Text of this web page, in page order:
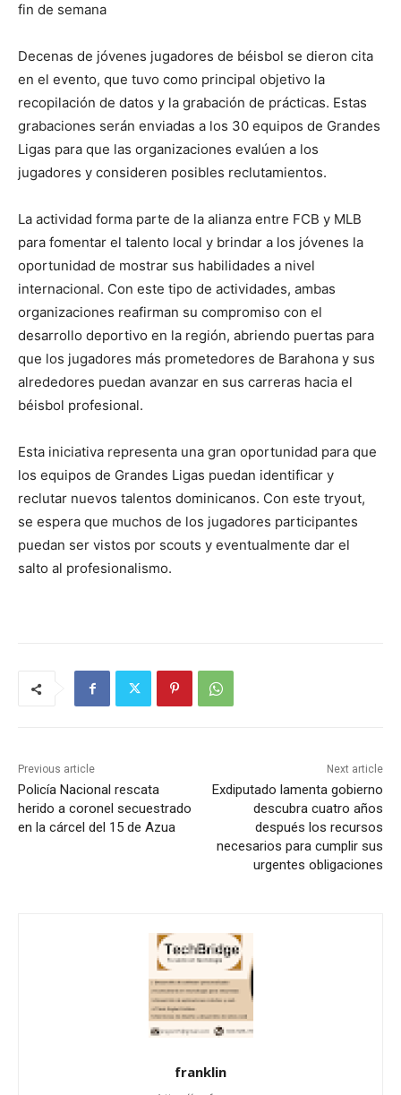
fin de semana
Decenas de jóvenes jugadores de béisbol se dieron cita
en el evento, que tuvo como principal objetivo la
recopilación de datos y la grabación de prácticas. Estas
grabaciones serán enviadas a los 30 equipos de Grandes
Ligas para que las organizaciones evalúen a los
jugadores y consideren posibles reclutamientos.
La actividad forma parte de la alianza entre FCB y MLB
para fomentar el talento local y brindar a los jóvenes la
oportunidad de mostrar sus habilidades a nivel
internacional. Con este tipo de actividades, ambas
organizaciones reafirman su compromiso con el
desarrollo deportivo en la región, abriendo puertas para
que los jugadores más prometedores de Barahona y sus
alrededores puedan avanzar en sus carreras hacia el
béisbol profesional.
Esta iniciativa representa una gran oportunidad para que
los equipos de Grandes Ligas puedan identificar y
reclutar nuevos talentos dominicanos. Con este tryout,
se espera que muchos de los jugadores participantes
puedan ser vistos por scouts y eventualmente dar el
salto al profesionalismo.
Previous article
Policía Nacional rescata
herido a coronel secuestrado
en la cárcel del 15 de Azua
Next article
Exdiputado lamenta gobierno
descubra cuatro años
después los recursos
necesarios para cumplir sus
urgentes obligaciones
franklin